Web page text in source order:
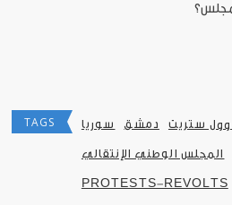
TAGS سوريا دمشق وول ستريت
المجلس الوطني الإنتقالي
PROTESTS-REVOLTS